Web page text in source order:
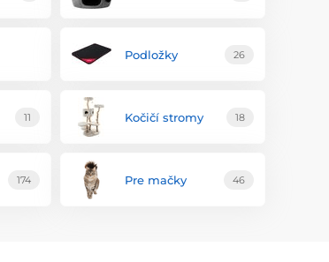
Podložky 26
11 Kočičí stromy 18
174 Pre mačky 46